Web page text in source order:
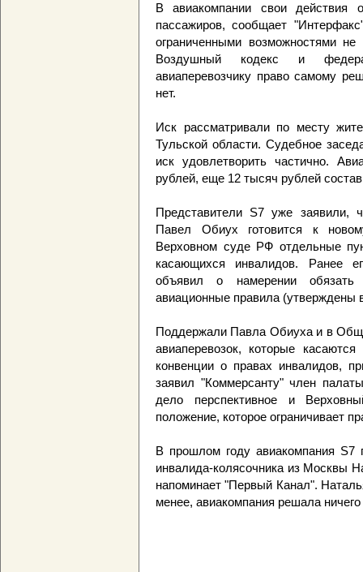
В авиакомпании свои действия
пассажиров, сообщает
ограниченными возможностями
Воздушный кодекс и
авиаперевозчику право самому
нет.
Иск рассматривали по месту
Тульской области. Судебное
иск удовлетворить частично.
рублей, еще 12 тысяч рублей
Представители S7 уже заявили,
Павел Обиух готовится к
Верховном суде РФ отдельные
касающихся инвалидов. Ранее
объявил о намерении
авиационные правила (утверждены
Поддержали Павла Обиуха и в
авиаперевозок, которые
конвенции о правах инвалидов,
заявил "Коммерсанту" член
дело перспективное и
положение, которое ограничивает
В прошлом году авиакомпания S7
инвалида-колясочника из Москвы
напоминает "Первый Канал".
менее, авиакомпания решала